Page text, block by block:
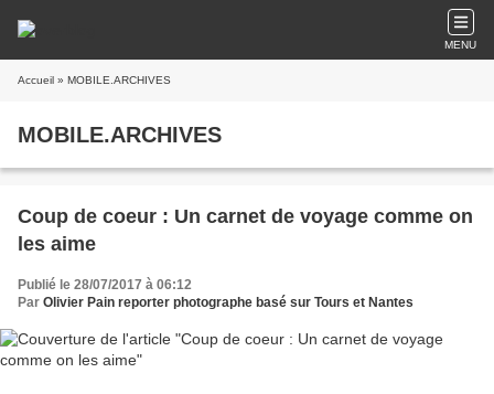
MENU
Accueil » MOBILE.ARCHIVES
MOBILE.ARCHIVES
Coup de coeur : Un carnet de voyage comme on
les aime
Publié le 28/07/2017 à 06:12
Par Olivier Pain reporter photographe basé sur Tours et Nantes